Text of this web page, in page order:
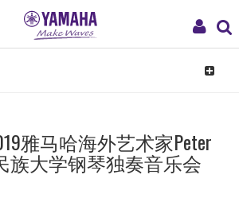
My
Toggle
雅马哈海外艺术家Peter
族大学钢琴独奏音乐会